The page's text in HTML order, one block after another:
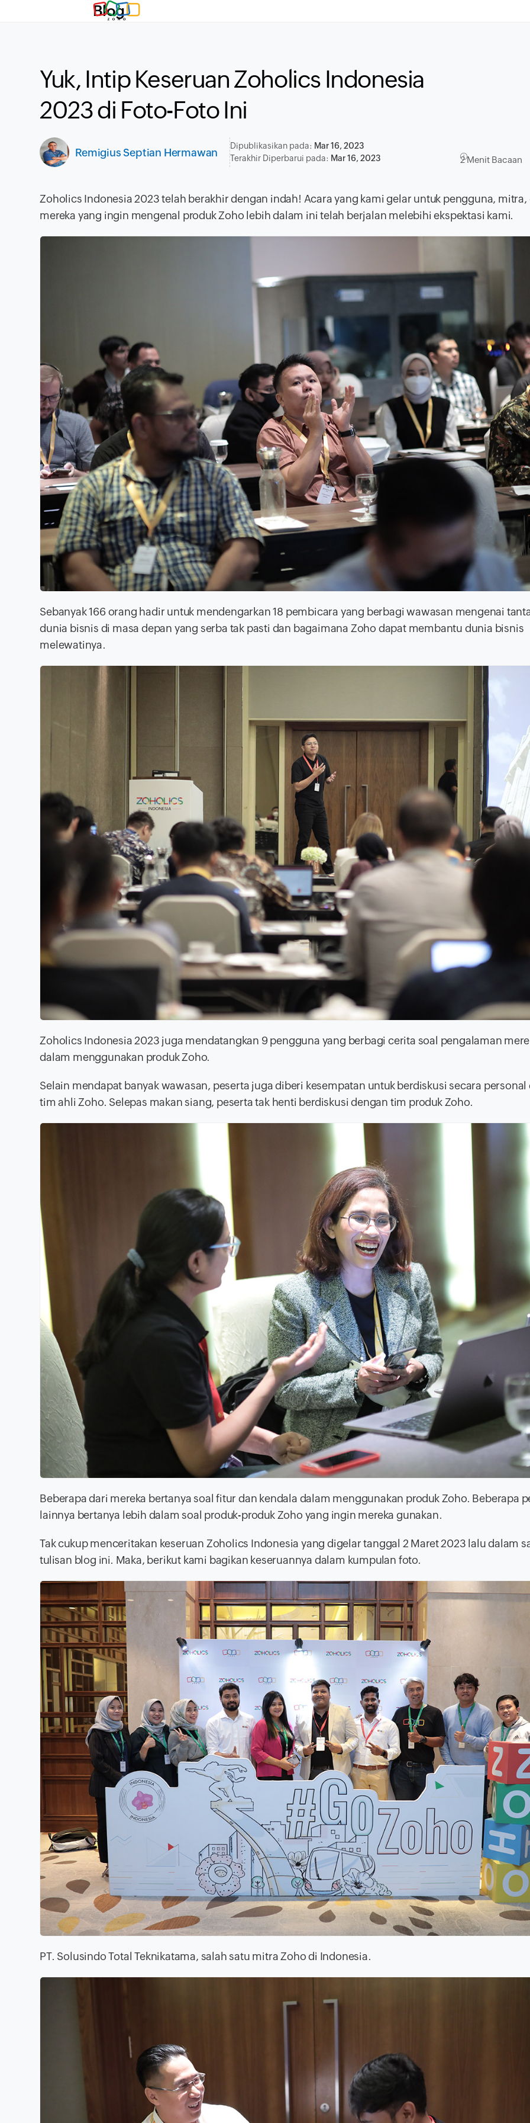
Blog
Yuk, Intip Keseruan Zoholics Indonesia
2023 di Foto-Foto Ini
Remigius Septian Hermawan
Dipublikasikan pada: Mar 16, 2023
Terakhir Diperbarui pada: Mar 16, 2023 2 Menit Bacaan
Zoholics Indonesia 2023 telah berakhir dengan indah! Acara yang kami gelar untuk pengguna, mitra,
mereka yang ingin mengenal produk Zoho lebih dalam ini telah berjalan melebihi ekspektasi kami.
Sebanyak 166 orang hadir untuk mendengarkan 18 pembicara yang berbagi wawasan mengenai
dunia bisnis di masa depan yang serba tak pasti dan bagaimana Zoho dapat membantu dunia bisnis
melewatinya.
Zoholics Indonesia 2023 juga mendatangkan 9 pengguna yang berbagi cerita soal pengalaman
dalam menggunakan produk Zoho.
Selain mendapat banyak wawasan, peserta juga diberi kesempatan untuk berdiskusi secara personal
tim ahli Zoho. Selepas makan siang, peserta tak henti berdiskusi dengan tim produk Zoho.
Beberapa dari mereka bertanya soal fitur dan kendala dalam menggunakan produk Zoho. Beberapa
lainnya bertanya lebih dalam soal produk-produk Zoho yang ingin mereka gunakan.
Tak cukup menceritakan keseruan Zoholics Indonesia yang digelar tanggal 2 Maret 2023 lalu dalam
tulisan blog ini. Maka, berikut kami bagikan keseruannya dalam kumpulan foto.
PT. Solusindo Total Teknikatama, salah satu mitra Zoho di Indonesia.